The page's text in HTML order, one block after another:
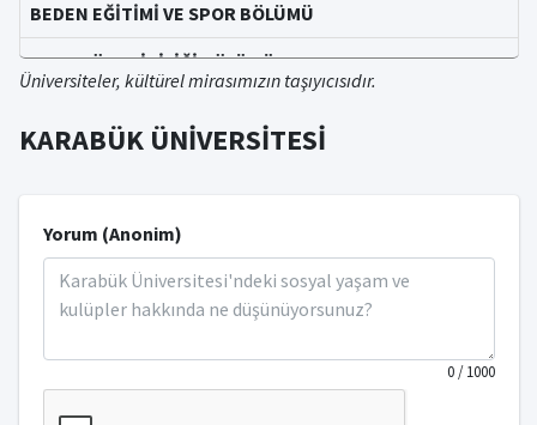
BEDEN EĞİTİMİ VE SPOR BÖLÜMÜ
SPOR YÖNETİCİLİĞİ BÖLÜMÜ
SOSYAL HİZMET BÖLÜMÜ
SİYASET BİLİMİ VE KAMU YÖNETİMİ BÖLÜMÜ
İKTİSAT BÖLÜMÜ
Üniversiteler, kültürel mirasımızın taşıyıcısıdır.
KARABÜK ÜNİVERSİTESİ
Yorum (Anonim)
0/ 1000